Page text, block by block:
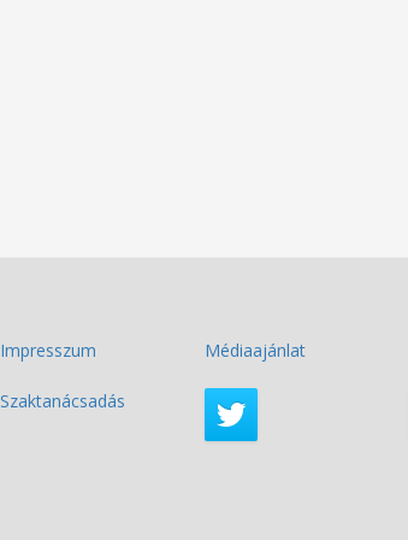
Impresszum Médiaajánlat
Szaktanácsadás